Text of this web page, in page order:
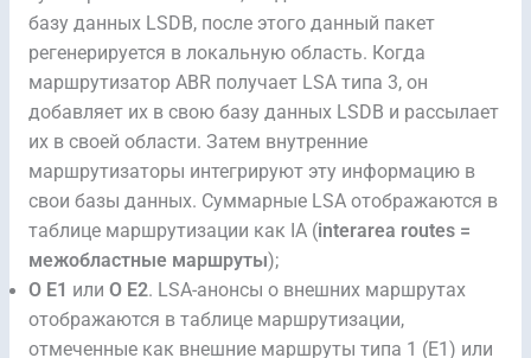
базу данных LSDB, после этого данный пакет
регенерируется в локальную область. Когда
маршрутизатор ABR получает LSA типа 3, он
добавляет их в свою базу данных LSDB и рассылает
их в своей области. Затем внутренние
маршрутизаторы интегрируют эту информацию в
свои базы данных. Суммарные LSA отображаются в
таблице маршрутизации как IA (interarea routes =
межобластные маршруты);
O E1 или O E2. LSA-анонсы о внешних маршрутах
отображаются в таблице маршрутизации,
отмеченные как внешние маршруты типа 1 (E1) или